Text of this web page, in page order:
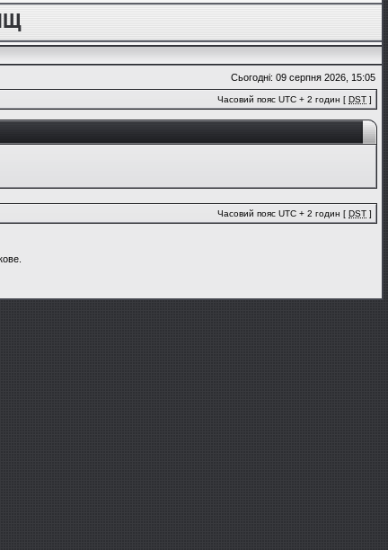
Сьогодні: 09 серпня 2026, 15:05
Часовий пояс UTC + 2 годин [ DST ]
Часовий пояс UTC + 2 годин [ DST ]